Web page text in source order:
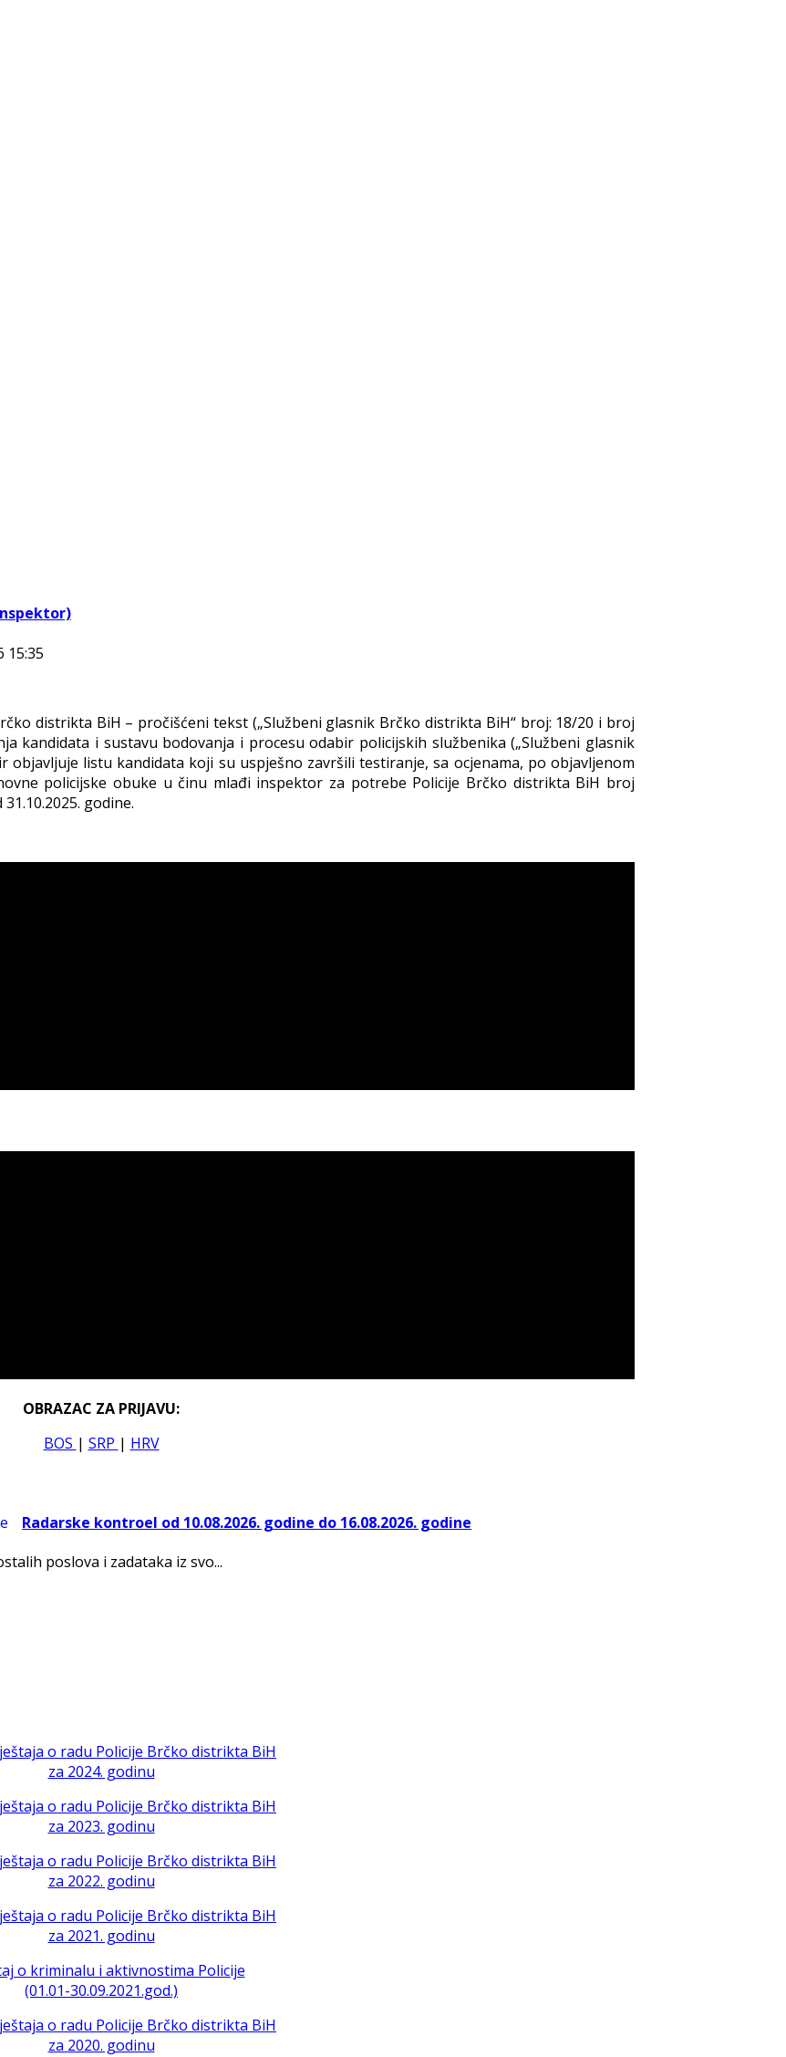
15:35
distrikta BiH – pročišćeni tekst („Službeni glasnik Brčko distrikta BiH“ broj: 18/20 i broj
kandidata i sustavu bodovanja i procesu odabir policijskih službenika („Službeni glasnik
listu kandidata koji su uspješno završili testiranje, sa ocjenama, po objavljenom
policijske obuke u činu mlađi inspektor za potrebe Policije Brčko distrikta BiH broj
godine.
OBRAZAC ZA PRIJAVU:
BOS | SRP | HRV
Radarske kontroel od 10.08.2026. godine do 16.08.2026. godine
poslova i zadataka iz svo...
o radu Policije Brčko distrikta BiH
za 2024. godinu
o radu Policije Brčko distrikta BiH
za 2023. godinu
o radu Policije Brčko distrikta BiH
za 2022. godinu
o radu Policije Brčko distrikta BiH
za 2021. godinu
o kriminalu i aktivnostima Policije
(01.01-30.09.2021.god.)
o radu Policije Brčko distrikta BiH
za 2020. godinu